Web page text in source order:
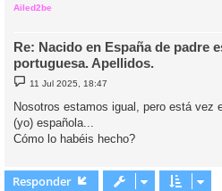
Ailed2be
Re: Nacido en España de padre
portuguesa. Apellidos.
M
e
s
a
j
e
11 Jul 2025, 18:47
Nosotros estamos igual, pero está vez
(yo) española...
Cómo lo habéis hecho?
Responder